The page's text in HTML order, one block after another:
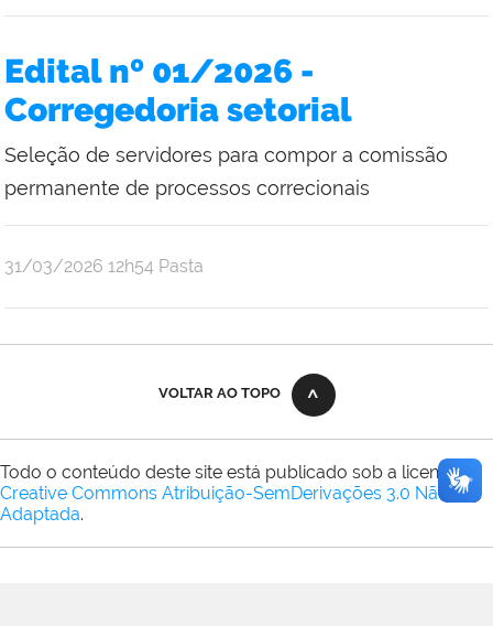
Edital nº 01/2026 -
Corregedoria setorial
Seleção de servidores para compor a comissão
permanente de processos correcionais
publicado
31/03/2026 12h54 Pasta
VOLTAR AO TOPO
Todo o conteúdo deste site está publicado sob a licença
Creative Commons Atribuição-SemDerivações 3.0 Não
Adaptada.